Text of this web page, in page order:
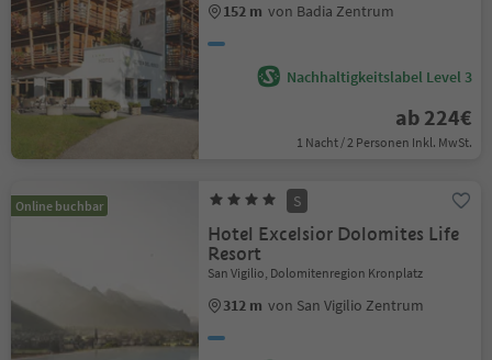
152 m von Badia Zentrum
Nachhaltigkeitslabel Level 3
ab 224€
1 Nacht / 2 Personen Inkl. MwSt.
Online buchbar S
Hotel Excelsior Dolomites Life
Resort
San Vigilio, Dolomitenregion Kronplatz
312 m von San Vigilio Zentrum